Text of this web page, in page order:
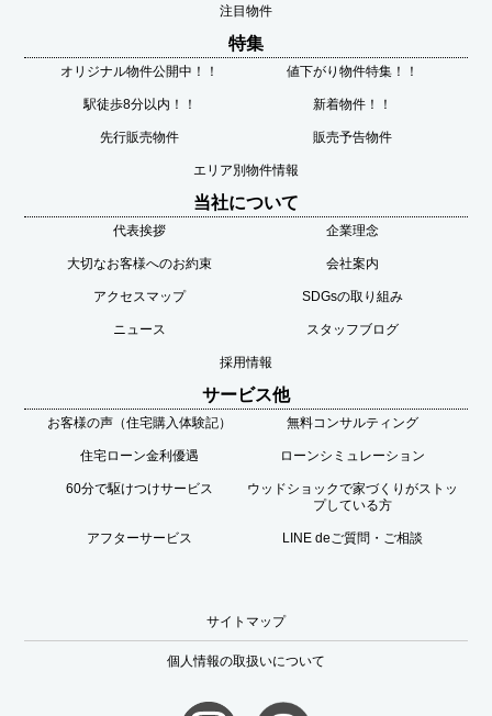
注目物件
特集
オリジナル物件公開中！！ 値下がり物件特集！！
駅徒歩8分以内！！ 新着物件！！
先行販売物件 販売予告物件
エリア別物件情報
当社について
代表挨拶 企業理念
大切なお客様へのお約束 会社案内
アクセスマップ SDGsの取り組み
ニュース スタッフブログ
採用情報
サービス他
お客様の声（住宅購入体験記） 無料コンサルティング
住宅ローン金利優遇 ローンシミュレーション
60分で駆けつけサービス
ウッドショックで家づくりがストッ
プしている方
アフターサービス LINE deご質問・ご相談
サイトマップ
個人情報の取扱いについて